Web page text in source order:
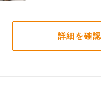
詳細 を確認